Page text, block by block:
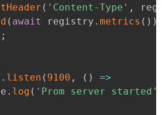
( 'Content-Type' ,
( await registry . metrics ( ) )
;
. listen ( 9100 , ( )
=>
. log ( 'Prom server started'